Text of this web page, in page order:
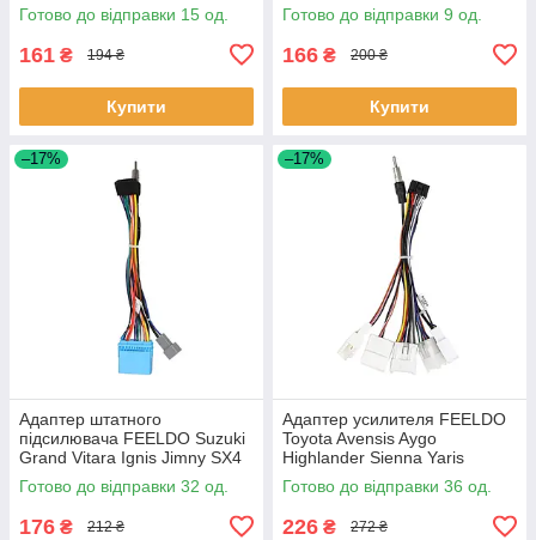
Готово до відправки 15 од.
161 ₴ 194 ₴
Купити
Готово до відправки 9 од.
166 ₴ 200 ₴
Купити
–17%
Адаптер штатного
підсилювача FEELDO Suzuki
Grand Vitara Ignis Jimny SX4
Splash Swift Liana Kizashi
(2096) 32 шт.
Готово до відправки 32 од.
176 ₴ 212 ₴
–17%
Адаптер усилителя FEELDO
Toyota Avensis Aygo
Highlander Sienna Yaris
Tacoma Hilux Materia (6382)
36шт
Готово до відправки 36 од.
226 ₴ 272 ₴